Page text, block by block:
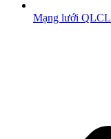
Mạng lưới QLCL